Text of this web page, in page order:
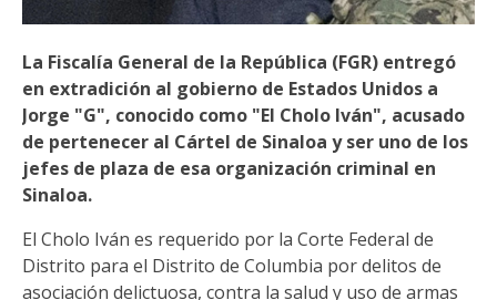
La Fiscalía General de la República (FGR) entregó
en extradición al gobierno de Estados Unidos a
Jorge "G", conocido como "El Cholo Iván", acusado
de pertenecer al Cártel de Sinaloa y ser uno de los
jefes de plaza de esa organización criminal en
Sinaloa.
El Cholo Iván es requerido por la Corte Federal de
Distrito para el Distrito de Columbia por delitos de
asociación delictuosa, contra la salud y uso de armas